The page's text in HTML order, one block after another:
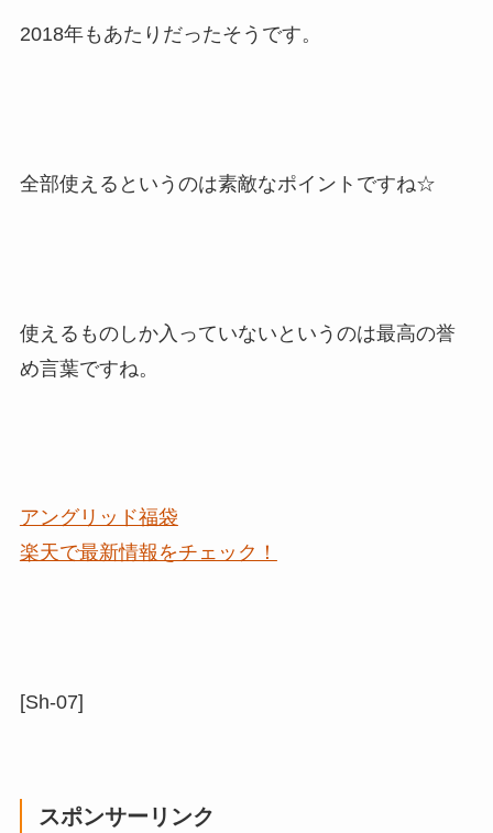
2018年もあたりだったそうです。
全部使えるというのは素敵なポイントですね☆
使えるものしか入っていないというのは最高の誉
め言葉ですね。
アングリッド福袋
楽天で最新情報をチェック！
[Sh-07]
スポンサーリンク